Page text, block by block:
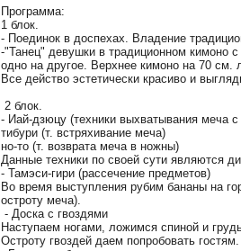
Программа:
1 блок.
- Поединок в доспехах. Владение
-"Танец" девушки в традиционном кимоно
одно на другое. Верхнее кимоно на 70 см.
Все действо эстетически красиво и
2 блок.
- Иай-дзюцу (техники выхватывания меча
тибури (т. встряхивание меча)
но-то (т. возврата меча в ножны)
Данные техники по своей сути являются
- Тамэси-гири (рассечение предметов)
Во время выступления рубим бананы на
остроту меча).
- Доска с гвоздями
Наступаем ногами, ложимся спиной и
Остроту гвоздей даем попробовать гостям.